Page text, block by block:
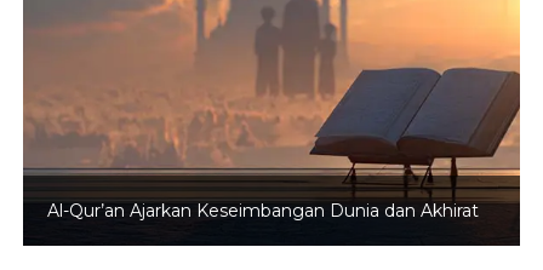
Al-Qur’an Ajarkan Keseimbangan Dunia dan Akhirat